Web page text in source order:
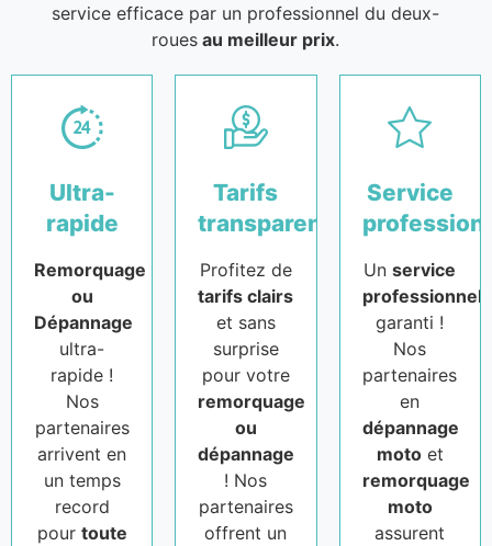
service efficace par un professionnel du deux-
roues au meilleur prix.
Ultra-
rapide
Remorquage
ou
Dépannage
ultra-
rapide !
Nos
partenaires
arrivent en
un temps
record
pour toute
Tarifs
transparents
Profitez de
tarifs clairs
et sans
surprise
pour votre
remorquage
ou
dépannage
! Nos
partenaires
offrent un
Service
Unservice
professionnel
garanti !
Nos
partenaires
en
dépannage
motoet
remorquage
moto
assurent